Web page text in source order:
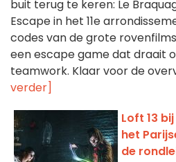
buit terug te keren: Le
Escape in het 11e
codes van de grote
een escape game dat draait
teamwork. Klaar voor de
verder]
Loft 13
het
de